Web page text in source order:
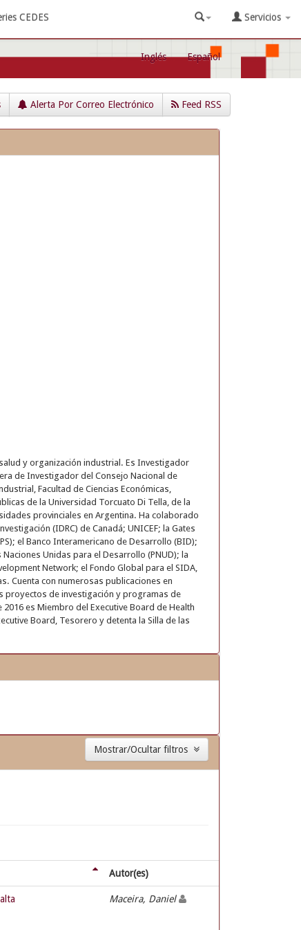
CEDES Servicios
Inglés Español
Alerta Por Correo Electrónico Feed RSS
y organización industrial. Es Investigador
de Investigador del Consejo Nacional de
Facultad de Ciencias Económicas,
de la Universidad Torcuato Di Tella, de la
provinciales en Argentina. Ha colaborado
(IDRC) de Canadá; UNICEF; la Gates
el Banco Interamericano de Desarrollo (BID);
Unidas para el Desarrollo (PNUD); la
Network; el Fondo Global para el SIDA,
Cuenta con numerosas publicaciones en
proyectos de investigación y programas de
es Miembro del Executive Board de Health
Board, Tesorero y detenta la Silla de las
Autor(es)
Maceira, Daniel